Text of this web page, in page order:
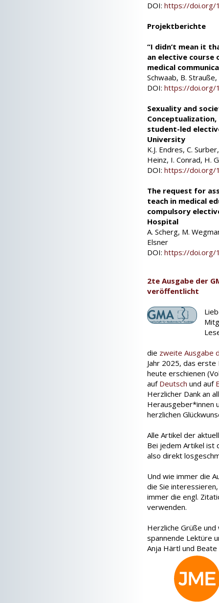
DOI:https://doi.org/
Projektberichte
“I didn’t mean it
an elective course
medical
Schwaab, B. Strauße,
DOI:https://doi.org/
Sexuality and
student-led
University
K.J. Endres, C.
Heinz, I. Conrad, H.
DOI:https://doi.org/
The request for
teach in medical
compulsory
Hospital
A. Scherg, M.
Elsner
DOI:https://doi.org/
2te Ausgabe der
veröffentlicht
die zweite Ausgabe
Jahr 2025, das
heute erschienen
auf Deutsch und auf
Herzlicher Dank an
Herausgeber*innen
herzlichen
Alle Artikel der
Bei jedem Artikel ist
also direkt
Und wie immer die
die Sie
immer die engl.
verwenden.
Herzliche Grüße und
spannende Lektüre
Anja Härtl und